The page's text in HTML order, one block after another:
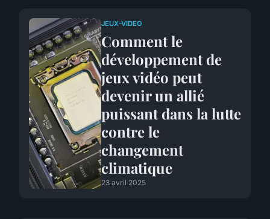
JEUX-VIDEO
Comment le
développement de
jeux vidéo peut
devenir un allié
puissant dans la lutte
contre le
changement
climatique
23 avril 2025